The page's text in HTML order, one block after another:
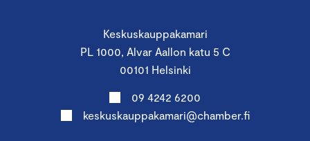
Keskuskauppakamari
PL 1000, Alvar Aallon katu 5 C
00101 Helsinki
09 4242 6200
keskuskauppakamari@chamber.fi